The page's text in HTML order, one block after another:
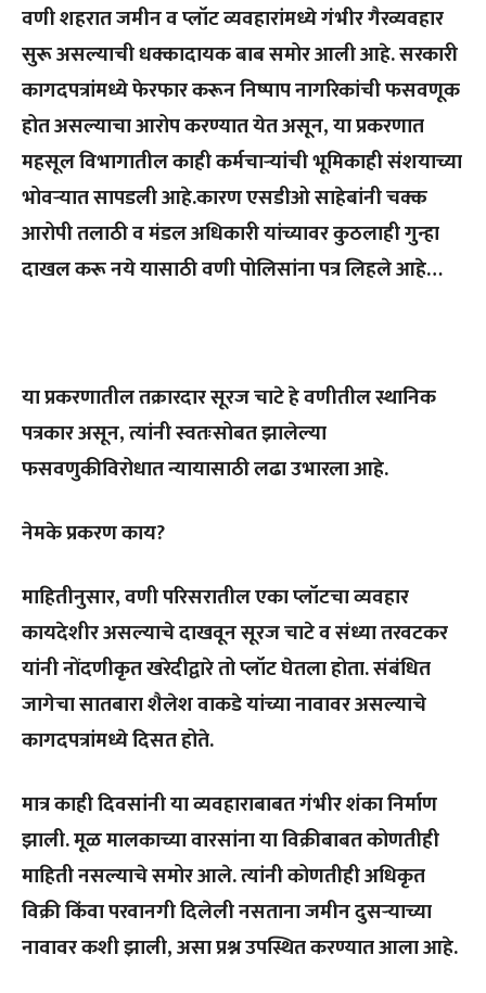
वणी शहरात जमीन व प्लॉट व्यवहारांमध्ये गंभीर गैरव्यवहार
सुरू असल्याची धक्कादायक बाब समोर आली आहे. सरकारी
कागदपत्रांमध्ये फेरफार करून निष्पाप नागरिकांची फसवणूक
होत असल्याचा आरोप करण्यात येत असून, या प्रकरणात
महसूल विभागातील काही कर्मचाऱ्यांची भूमिकाही संशयाच्या
भोवऱ्यात सापडली आहे.कारण एसडीओ साहेबांनी चक्क
आरोपी तलाठी व मंडल अधिकारी यांच्यावर कुठलाही गुन्हा
दाखल करू नये यासाठी वणी पोलिसांना पत्र लिहले आहे…
या प्रकरणातील तक्रारदार सूरज चाटे हे वणीतील स्थानिक
पत्रकार असून, त्यांनी स्वतःसोबत झालेल्या
फसवणुकीविरोधात न्यायासाठी लढा उभारला आहे.
नेमके प्रकरण काय?
माहितीनुसार, वणी परिसरातील एका प्लॉटचा व्यवहार
कायदेशीर असल्याचे दाखवून सूरज चाटे व संध्या तरवटकर
यांनी नोंदणीकृत खरेदीद्वारे तो प्लॉट घेतला होता. संबंधित
जागेचा सातबारा शैलेश वाकडे यांच्या नावावर असल्याचे
कागदपत्रांमध्ये दिसत होते.
मात्र काही दिवसांनी या व्यवहाराबाबत गंभीर शंका निर्माण
झाली. मूळ मालकाच्या वारसांना या विक्रीबाबत कोणतीही
माहिती नसल्याचे समोर आले. त्यांनी कोणतीही अधिकृत
विक्री किंवा परवानगी दिलेली नसताना जमीन दुसऱ्याच्या
नावावर कशी झाली, असा प्रश्न उपस्थित करण्यात आला आहे.